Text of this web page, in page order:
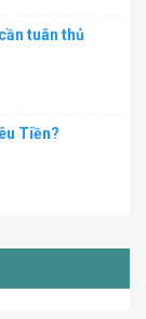
tuân thủ
Tiền?